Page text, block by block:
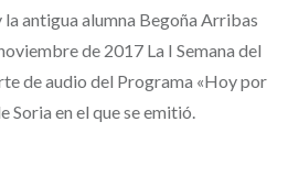
antigua alumna Begoña Arribas
de 2017 La I Semana del
de audio del Programa «Hoy por
Soria en el que se emitió.